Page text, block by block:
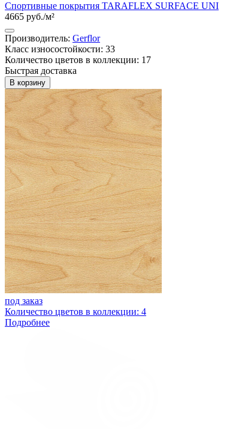
Спортивные покрытия TARAFLEX SURFACE UNI
4665 руб./м²
Производитель: Gerflor
Класс износостойкости: 33
Количество цветов в коллекции: 17
Быстрая доставка
В корзину
под заказ
Количество цветов в коллекции: 4
Подробнее